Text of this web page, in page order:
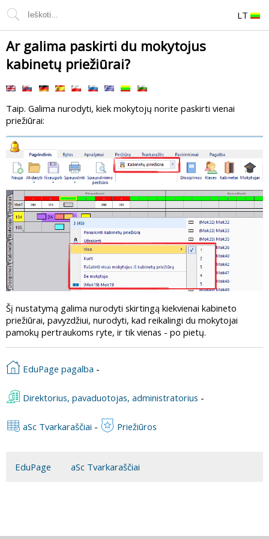
LT
Ar galima paskirti du mokytojus
kabinetų priežiūrai?
Taip. Galima nurodyti, kiek mokytojų norite paskirti vienai
priežiūrai:
Šį nustatymą galima nurodyti skirtingą kiekvienai kabineto
priežiūrai, pavyzdžiui, nurodyti, kad reikalingi du mokytojai
pamokų pertraukoms ryte, ir tik vienas - po pietų.
EduPage pagalba -
Direktorius, pavaduotojas, administratorius -
aSc Tvarkaraščiai - Priežiūros
EduPage aSc Tvarkaraščiai